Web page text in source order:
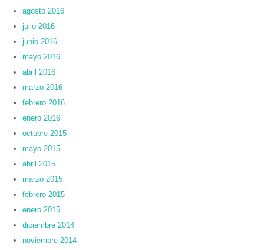
agosto 2016
julio 2016
junio 2016
mayo 2016
abril 2016
marzo 2016
febrero 2016
enero 2016
octubre 2015
mayo 2015
abril 2015
marzo 2015
febrero 2015
enero 2015
diciembre 2014
noviembre 2014